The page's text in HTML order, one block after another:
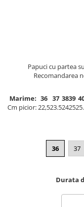
Papuci cu partea
Recomandarea
Marime: 36 37 3839
Cm picior: 22,523.52425
36 37
Durata